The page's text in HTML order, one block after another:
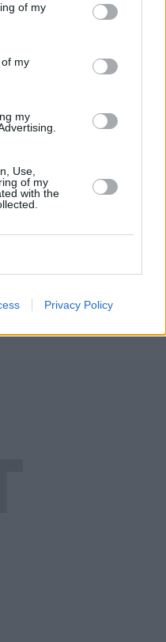
of my
my
my
Use,
of my
with the
Privacy Policy
do siatki. W
zdołał jednak
Goście mieli wiele
karne. Najczęściej z
czy to
prezentował się pod